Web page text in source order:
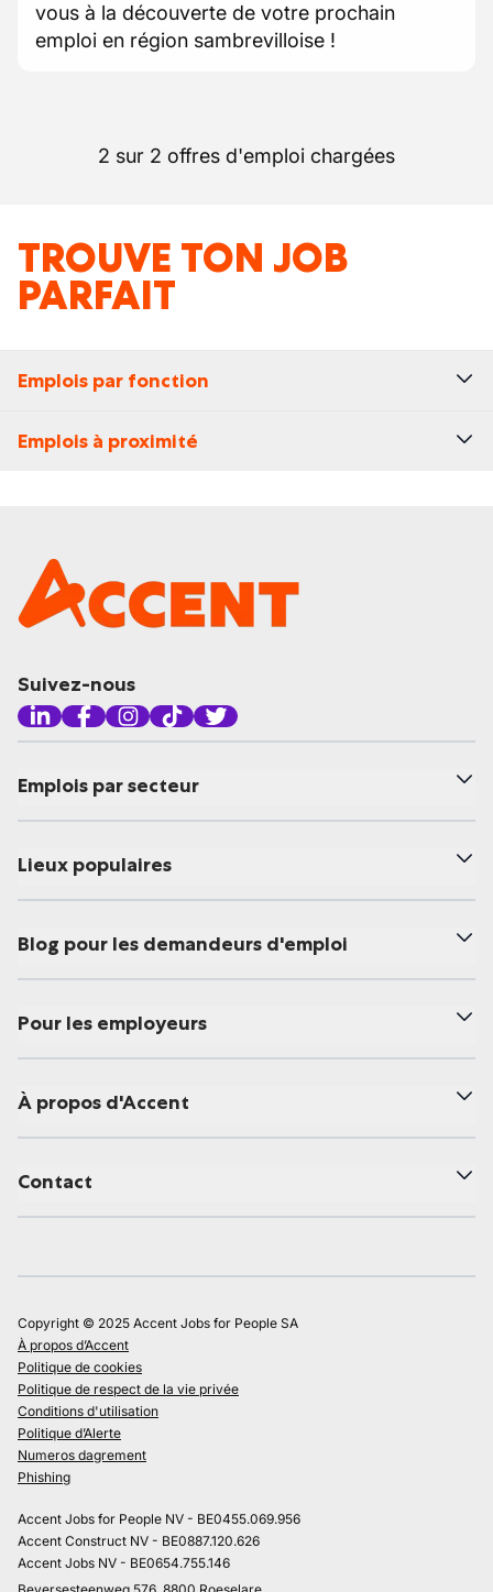
vous à la découverte de votre prochain
emploi en région sambrevilloise !
2 sur 2 offres d'emploi chargées
TROUVE TON JOB
PARFAIT
Emplois par fonction
Emplois à proximité
Suivez-nous
Emplois par secteur
Lieux populaires
Blog pour les demandeurs d'emploi
Pour les employeurs
À propos d'Accent
Contact
Copyright © 2025 Accent Jobs for People SA
À propos d’Accent
Politique de cookies
Politique de respect de la vie privée
Conditions d'utilisation
Politique d’Alerte
Numeros dagrement
Phishing
Accent Jobs for People NV - BE0455.069.956
Accent Construct NV - BE0887.120.626
Accent Jobs NV - BE0654.755.146